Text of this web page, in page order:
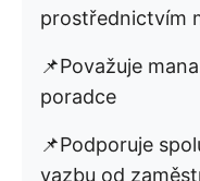
prostřednictvím
📌Považuje
poradce
📌Podporuje
vazbu od